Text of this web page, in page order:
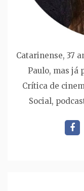
Catarinense, 37
Paulo, mas já
Crítica de
Social,